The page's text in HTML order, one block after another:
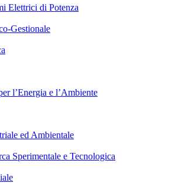
Elettrici di Potenza
Gestionale
l’Energia e l’Ambiente
ed Ambientale
Sperimentale e Tecnologica